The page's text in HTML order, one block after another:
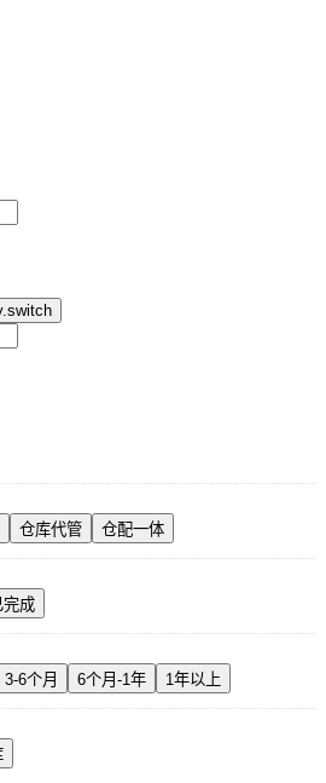
仓库代管 仓配一体
完成
3-6个月 6个月-1年 1年以上